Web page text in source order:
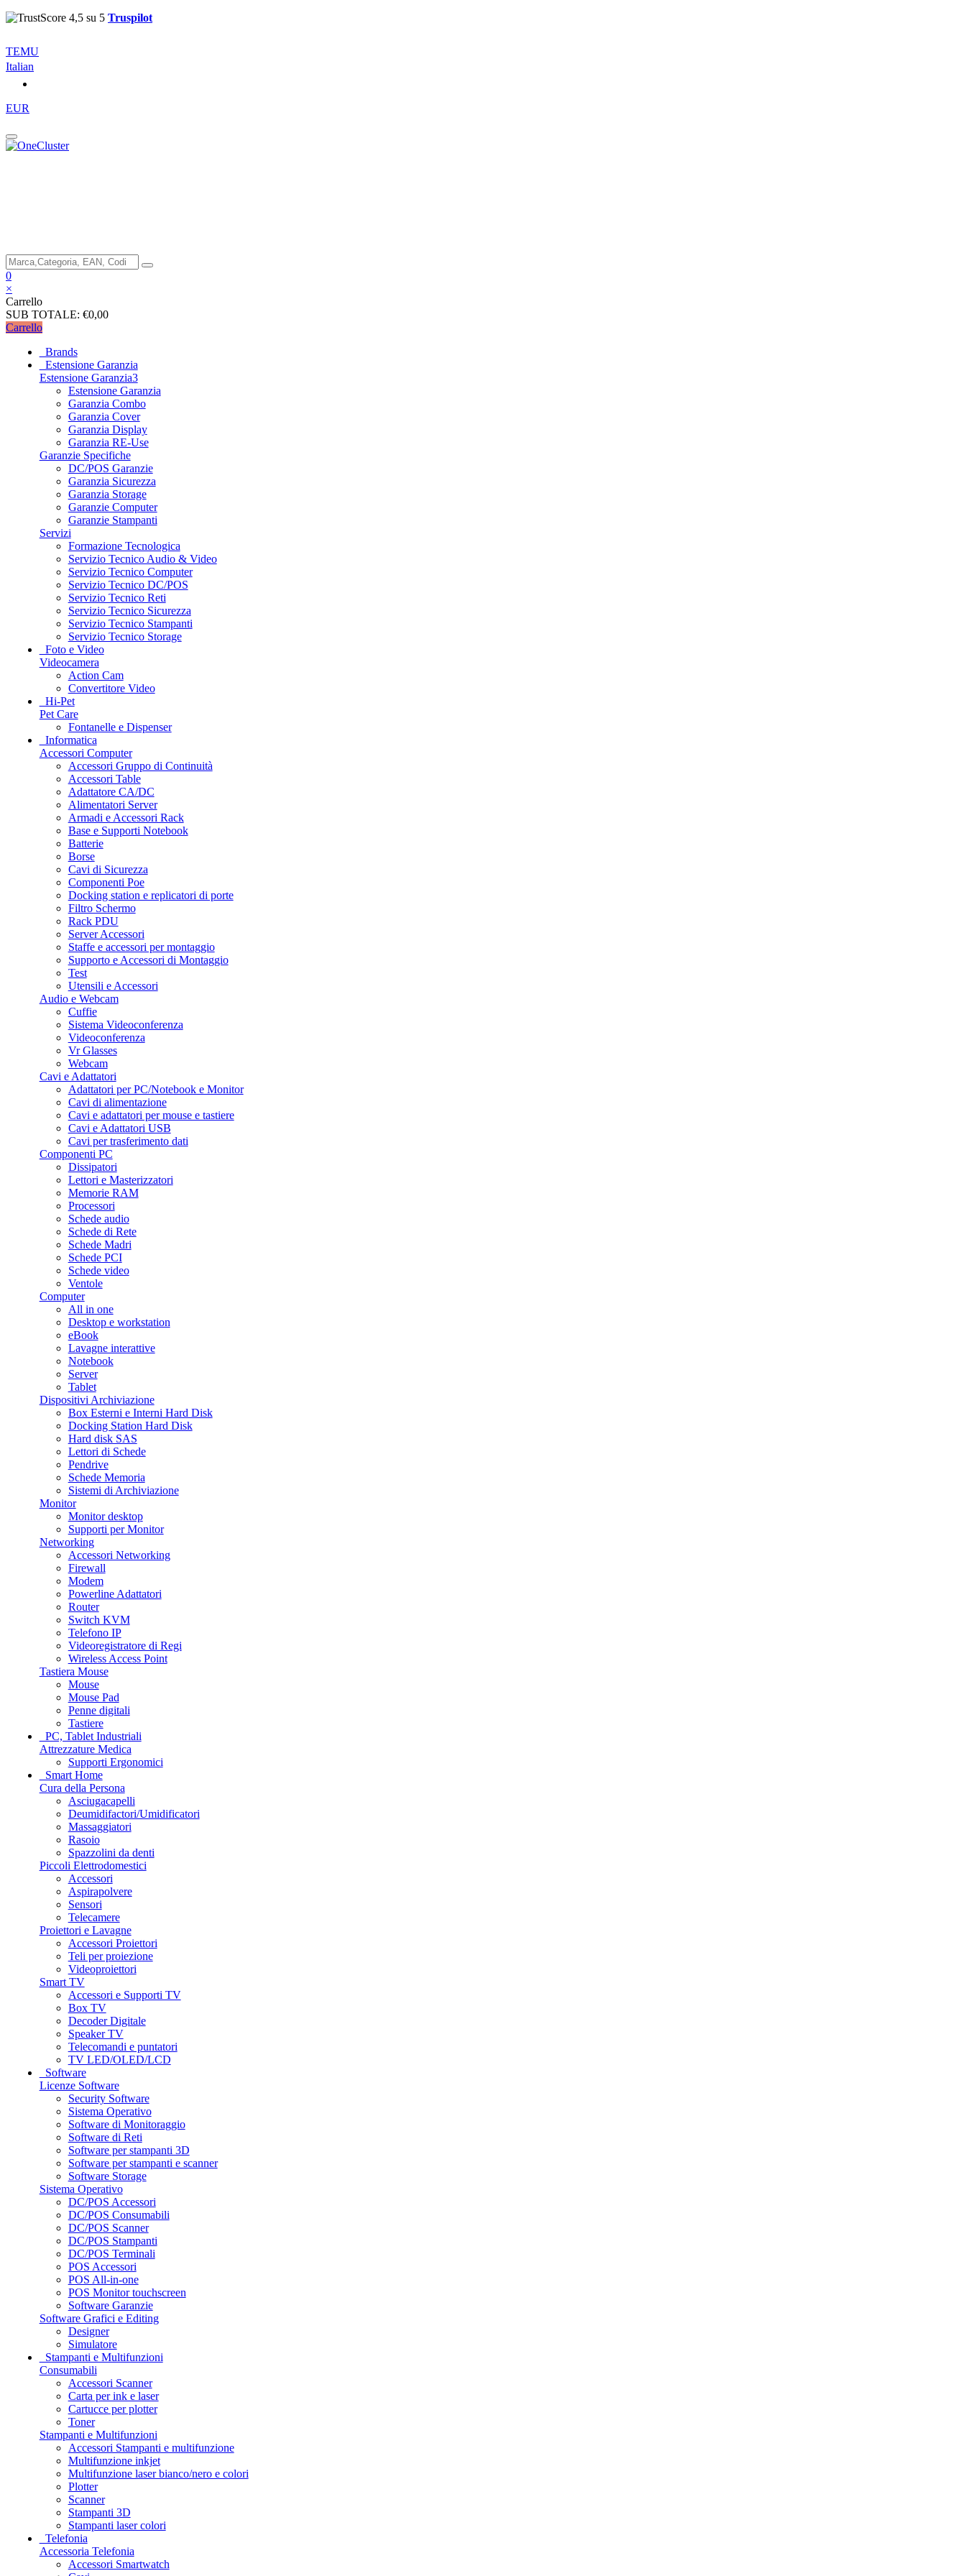
Truspilot
TEMU
Italian
EUR
0
×
Carrello
SUB TOTALE: €0,00
Carrello
Brands
Estensione Garanzia
Estensione Garanzia3
Estensione Garanzia
Garanzia Combo
Garanzia Cover
Garanzia Display
Garanzia RE-Use
Garanzie Specifiche
DC/POS Garanzie
Garanzia Sicurezza
Garanzia Storage
Garanzie Computer
Garanzie Stampanti
Servizi
Formazione Tecnologica
Servizio Tecnico Audio & Video
Servizio Tecnico Computer
Servizio Tecnico DC/POS
Servizio Tecnico Reti
Servizio Tecnico Sicurezza
Servizio Tecnico Stampanti
Servizio Tecnico Storage
Foto e Video
Videocamera
Action Cam
Convertitore Video
Hi-Pet
Pet Care
Fontanelle e Dispenser
Informatica
Accessori Computer
Accessori Gruppo di Continuità
Accessori Table
Adattatore CA/DC
Alimentatori Server
Armadi e Accessori Rack
Base e Supporti Notebook
Batterie
Borse
Cavi di Sicurezza
Componenti Poe
Docking station e replicatori di porte
Filtro Schermo
Rack PDU
Server Accessori
Staffe e accessori per montaggio
Supporto e Accessori di Montaggio
Test
Utensili e Accessori
Audio e Webcam
Cuffie
Sistema Videoconferenza
Videoconferenza
Vr Glasses
Webcam
Cavi e Adattatori
Adattatori per PC/Notebook e Monitor
Cavi di alimentazione
Cavi e adattatori per mouse e tastiere
Cavi e Adattatori USB
Cavi per trasferimento dati
Componenti PC
Dissipatori
Lettori e Masterizzatori
Memorie RAM
Processori
Schede audio
Schede di Rete
Schede Madri
Schede PCI
Schede video
Ventole
Computer
All in one
Desktop e workstation
eBook
Lavagne interattive
Notebook
Server
Tablet
Dispositivi Archiviazione
Box Esterni e Interni Hard Disk
Docking Station Hard Disk
Hard disk SAS
Lettori di Schede
Pendrive
Schede Memoria
Sistemi di Archiviazione
Monitor
Monitor desktop
Supporti per Monitor
Networking
Accessori Networking
Firewall
Modem
Powerline Adattatori
Router
Switch KVM
Telefono IP
Videoregistratore di Regi
Wireless Access Point
Tastiera Mouse
Mouse
Mouse Pad
Penne digitali
Tastiere
PC, Tablet Industriali
Attrezzature Medica
Supporti Ergonomici
Smart Home
Cura della Persona
Asciugacapelli
Deumidifactori/Umidificatori
Massaggiatori
Rasoio
Spazzolini da denti
Piccoli Elettrodomestici
Accessori
Aspirapolvere
Sensori
Telecamere
Proiettori e Lavagne
Accessori Proiettori
Teli per proiezione
Videoproiettori
Smart TV
Accessori e Supporti TV
Box TV
Decoder Digitale
Speaker TV
Telecomandi e puntatori
TV LED/OLED/LCD
Software
Licenze Software
Security Software
Sistema Operativo
Software di Monitoraggio
Software di Reti
Software per stampanti 3D
Software per stampanti e scanner
Software Storage
Sistema Operativo
DC/POS Accessori
DC/POS Consumabili
DC/POS Scanner
DC/POS Stampanti
DC/POS Terminali
POS Accessori
POS All-in-one
POS Monitor touchscreen
Software Garanzie
Software Grafici e Editing
Designer
Simulatore
Stampanti e Multifunzioni
Consumabili
Accessori Scanner
Carta per ink e laser
Cartucce per plotter
Toner
Stampanti e Multifunzioni
Accessori Stampanti e multifunzione
Multifunzione inkjet
Multifunzione laser bianco/nero e colori
Plotter
Scanner
Stampanti 3D
Stampanti laser colori
Telefonia
Accessoria Telefonia
Accessori Smartwatch